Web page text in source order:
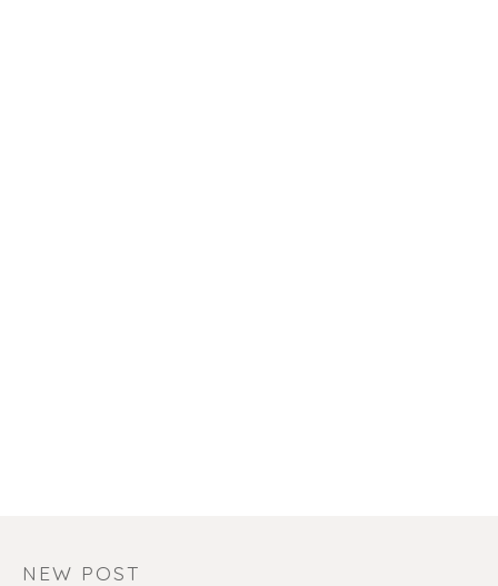
NEW POST